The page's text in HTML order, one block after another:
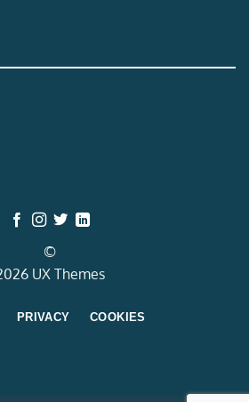
©
UX Themes
PRIVACY COOKIES